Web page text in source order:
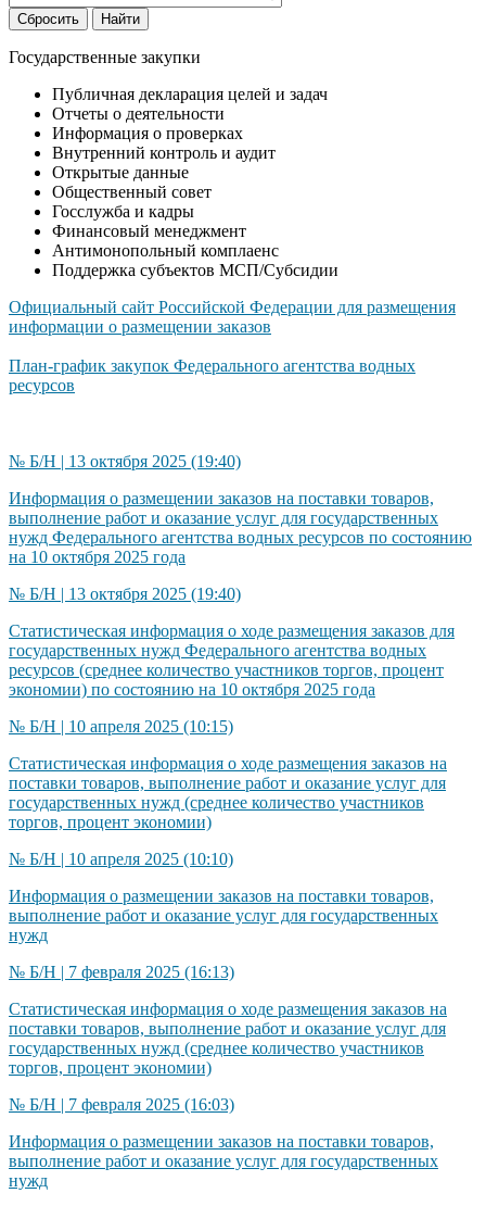
Сбросить Найти
Государственные закупки
Публичная декларация целей и задач
Отчеты о деятельности
Информация о проверках
Внутренний контроль и аудит
Открытые данные
Общественный совет
Госслужба и кадры
Финансовый менеджмент
Антимонопольный комплаенс
Поддержка субъектов МСП/Субсидии
Официальный сайт Российской Федерации для размещения
информации о размещении заказов
План-график закупок Федерального агентства водных
ресурсов
№ Б/Н | 13 октября 2025 (19:40)
Информация о размещении заказов на поставки товаров,
выполнение работ и оказание услуг для государственных
нужд Федерального агентства водных ресурсов по состоянию
на 10 октября 2025 года
№ Б/Н | 13 октября 2025 (19:40)
Статистическая информация о ходе размещения заказов для
государственных нужд Федерального агентства водных
ресурсов (среднее количество участников торгов, процент
экономии) по состоянию на 10 октября 2025 года
№ Б/Н | 10 апреля 2025 (10:15)
Статистическая информация о ходе размещения заказов на
поставки товаров, выполнение работ и оказание услуг для
государственных нужд (среднее количество участников
торгов, процент экономии)
№ Б/Н | 10 апреля 2025 (10:10)
Информация о размещении заказов на поставки товаров,
выполнение работ и оказание услуг для государственных
нужд
№ Б/Н | 7 февраля 2025 (16:13)
Статистическая информация о ходе размещения заказов на
поставки товаров, выполнение работ и оказание услуг для
государственных нужд (среднее количество участников
торгов, процент экономии)
№ Б/Н | 7 февраля 2025 (16:03)
Информация о размещении заказов на поставки товаров,
выполнение работ и оказание услуг для государственных
нужд